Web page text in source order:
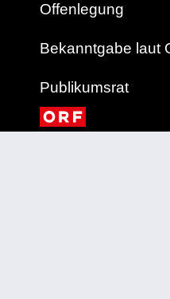
Offenlegung
Bekanntgabe laut
Publikumsrat